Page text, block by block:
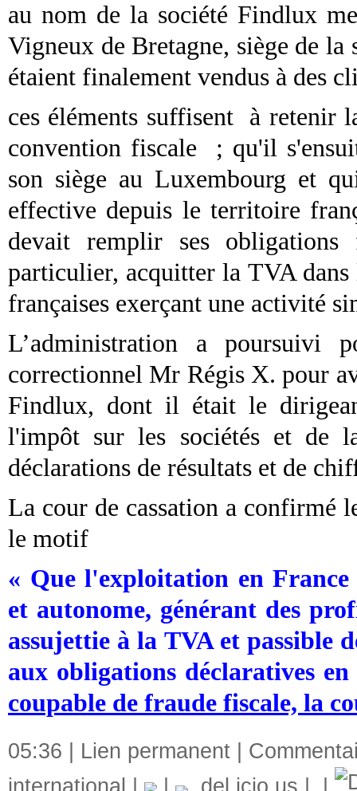
au nom de la société Findlux
Vigneux de Bretagne, siège de
étaient finalement vendus à des
ces éléments suffisent à retenir
convention fiscale
; qu'il
son siège au Luxembourg et
effective depuis le territoire
devait remplir ses
particulier, acquitter la TVA dans
françaises exerçant une activité
L’administration a poursuivi
correctionnel Mr Régis X. pour
Findlux, dont il était le
l'impôt sur les sociétés et de
déclarations de résultats et de
La cour de cassation a confirmé
le motif
« Que l'exploitation en
et autonome, générant des
assujettie à la TVA et passible
aux obligations déclaratives
coupable de fraude fiscale, la
05:36 | Lien permanent
international
del.icio.us